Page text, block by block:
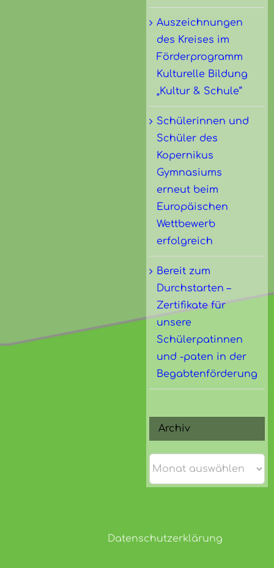
Auszeichnungen
des Kreises im
Förderprogramm
Kulturelle Bildung
„Kultur & Schule“
Schülerinnen und
Schüler des
Kopernikus
Gymnasiums
erneut beim
Europäischen
Wettbewerb
erfolgreich
Bereit zum
Durchstarten –
Zertifikate für
unsere
Schülerpatinnen
und -paten in der
Begabtenförderung
Archiv
Archiv
Datenschutzerklärung